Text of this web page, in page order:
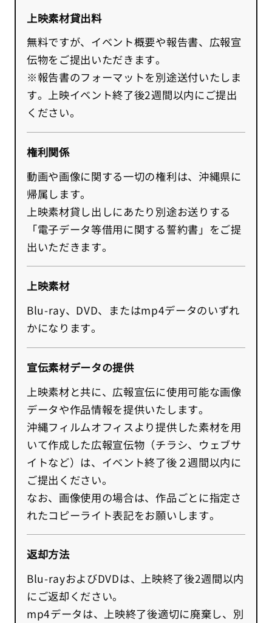
上映素材貸出料
無料ですが、イベント概要や報告書、広報宣
伝物をご提出いただきます。
※報告書のフォーマットを別途送付いたしま
す。上映イベント終了後2週間以内にご提出
ください。
権利関係
動画や画像に関する一切の権利は、沖縄県に
帰属します。
上映素材貸し出しにあたり別途お送りする
「電子データ等借用に関する誓約書」をご提
出いただきます。
上映素材
Blu-ray、DVD、またはmp4データのいずれ
かになります。
宣伝素材データの提供
上映素材と共に、広報宣伝に使用可能な画像
データや作品情報を提供いたします。
沖縄フィルムオフィスより提供した素材を用
いて作成した広報宣伝物（チラシ、ウェブサ
イトなど）は、イベント終了後２週間以内に
ご提出ください。
なお、画像使用の場合は、作品ごとに指定さ
れたコピーライト表記をお願いします。
返却方法
Blu-rayおよびDVDは、上映終了後2週間以内
にご返却ください。
mp4データは、上映終了後適切に廃棄し、別